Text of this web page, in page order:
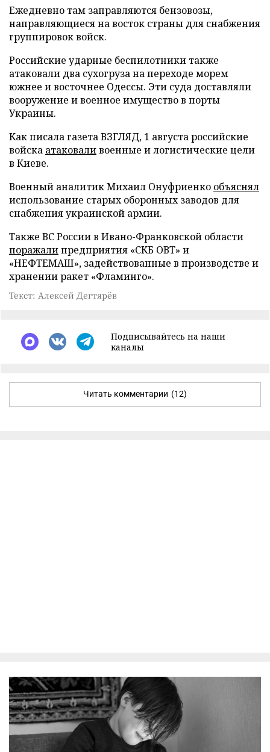
Ежедневно там заправляются бензовозы,
направляющиеся на восток страны для снабжения
группировок войск.
Российские ударные беспилотники также
атаковали два сухогруза на переходе морем
южнее и восточнее Одессы. Эти суда доставляли
вооружение и военное имущество в порты
Украины.
Как писала газета ВЗГЛЯД, 1 августа российские
войска атаковаливоенные и логистические цели
в Киеве.
Военный аналитик Михаил Онуфриенко объяснял
использование старых оборонных заводов для
снабжения украинской армии.
Также ВС России в Ивано-Франковской области
поражалипредприятия «СКБ ОВТ» и
«НЕФТЕМАШ», задействованные в производстве и
хранении ракет «Фламинго».
Текст: Алексей Дегтярёв
Подписывайтесь на наши
каналы
Читать комментарии (12)